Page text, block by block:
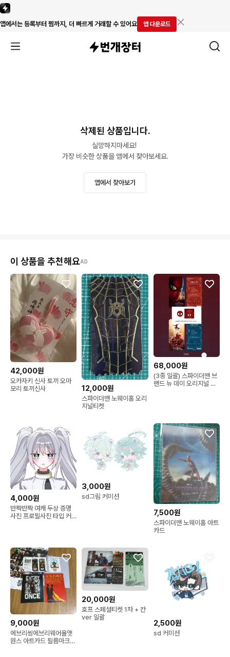
앱에서는 등록부터 찜까지, 더 빠르게 거래할 수 있어요 앱 다운로드
삭제된 상품입니다.
실망하지마세요!
가장 비슷한 상품을 앱에서 찾아보세요.
앱에서 찾아보기
이 상품을 추천해요AD
42,000원
오카자키 신사 토끼 오마
모리 토끼신사
12,000원
스파이더맨 노웨이홈 오리
지널티켓
68,000원
(3종 일괄) 스파이더맨 브
랜드 뉴 데이 오리지널 티
4,000원
반짝반짝 여캐 두상 증명
사진 프로필사진 타입 커
3,000원
sd그림 커미션
7,500원
스파이더맨 노웨이홈 아트
카드
9,000원
에브리씽에브리웨어올앳
원스 아트카드 필름마크
20,000원
호프 스페셜티켓 1차 + 칸
ver 일괄
2,500원
sd 커미션